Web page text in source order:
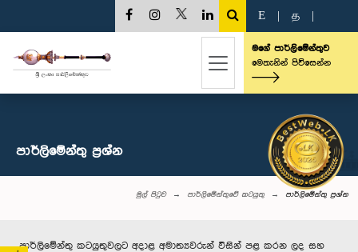
E த
මගේ පාර්ලිමේන්තුව
මෙතැනින් පිවිසෙන්න
පාර්ලි‌මේන්තු‌ ප්‍රශ්න
මුල් පිටුව පාර්ලිමේන්තුවේ කටයුතු පාර්ලි‌මේන්තු‌ ප්‍රශ්න
පාර්ලිමේන්තු කටයුතුවලට අදාළ අමාත්‍යවරුන් විසින් පළ කරන ලද සහ